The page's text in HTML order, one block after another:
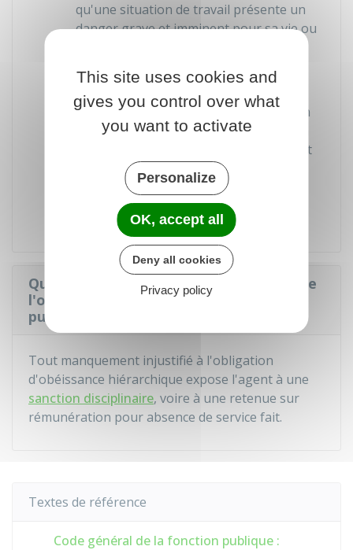
qu'une situation de travail présente un
danger grave et imminent pour sa vie ou
situation.
En cas de harcèlement, aucune sanction
ne peut être appliquée à un agent qui a
et
qui a engagé une action en justice (un
agent qui relate de tels agissements ne
peut pas non plus être sanctionné).
Quelle sanction en cas de non respect de
l'obligation d'obéissance par un agent
public ?
Tout manquement injustifié à l'obligation
d'obéissance hiérarchique expose l'agent à une
sanction disciplinaire, voire à une retenue sur
rémunération pour absence de service fait.
Textes de référence
Code général de la fonction publique :
This site uses cookies and
gives you control over what
you want to activate
Personalize
OK, accept all
Deny all cookies
Privacy policy